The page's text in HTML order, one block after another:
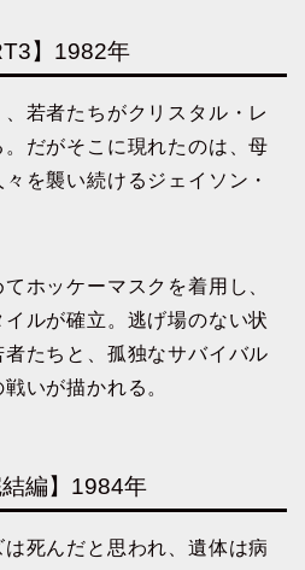
】1982年
若者たちがクリスタル・レ
だがそこに現れたのは、母
を襲い続けるジェイソン・
ホッケーマスクを着用し、
ルが確立。逃げ場のない状
たちと、孤独なサバイバル
いが描かれる。
結編】1984年
死んだと思われ、遺体は病